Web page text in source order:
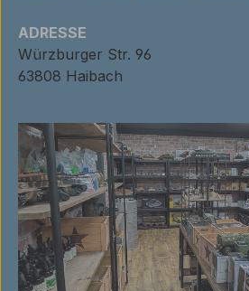
ADRESSE
Würzburger Str. 96
63808 Haibach